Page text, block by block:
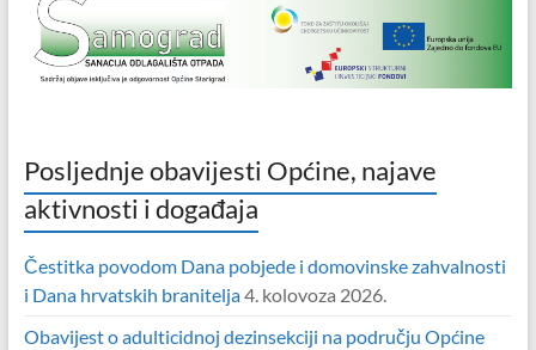
Posljednje obavijesti Općine, najave
aktivnosti i događaja
Čestitka povodom Dana pobjede i domovinske zahvalnosti
i Dana hrvatskih branitelja4. kolovoza 2026.
Obavijest o adulticidnoj dezinsekciji na području Općine